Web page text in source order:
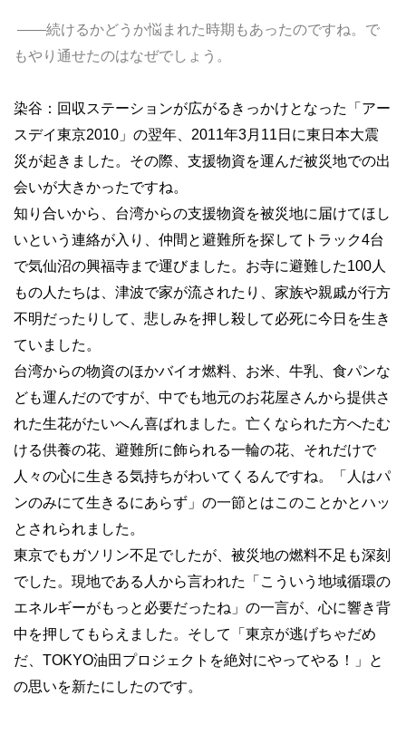
――続けるかどうか悩まれた時期もあったのですね。で
もやり通せたのはなぜでしょう。
染谷：回収ステーションが広がるきっかけとなった「アー
スデイ東京2010」の翌年、2011年3月11日に東日本大震
災が起きました。その際、支援物資を運んだ被災地での出
会いが大きかったですね。
知り合いから、台湾からの支援物資を被災地に届けてほし
いという連絡が入り、仲間と避難所を探してトラック4台
で気仙沼の興福寺まで運びました。お寺に避難した100人
もの人たちは、津波で家が流されたり、家族や親戚が行方
不明だったりして、悲しみを押し殺して必死に今日を生き
ていました。
台湾からの物資のほかバイオ燃料、お米、牛乳、食パンな
ども運んだのですが、中でも地元のお花屋さんから提供さ
れた生花がたいへん喜ばれました。亡くなられた方へたむ
ける供養の花、避難所に飾られる一輪の花、それだけで
人々の心に生きる気持ちがわいてくるんですね。「人はパ
ンのみにて生きるにあらず」の一節とはこのことかとハッ
とされられました。
東京でもガソリン不足でしたが、被災地の燃料不足も深刻
でした。現地である人から言われた「こういう地域循環の
エネルギーがもっと必要だったね」の一言が、心に響き背
中を押してもらえました。そして「東京が逃げちゃだめ
だ、TOKYO油田プロジェクトを絶対にやってやる！」と
の思いを新たにしたのです。